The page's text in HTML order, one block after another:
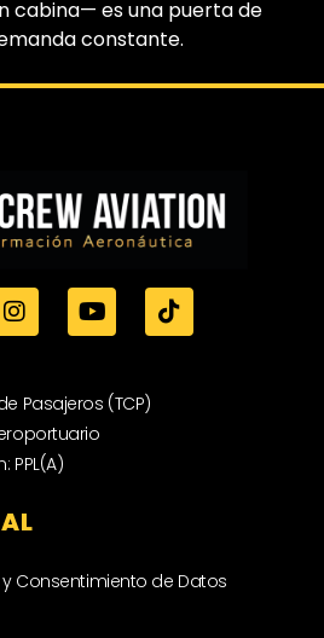
cabina— es una puerta de
constante.
Pasajeros (TCP)
PPL(A)
Consentimiento de Datos